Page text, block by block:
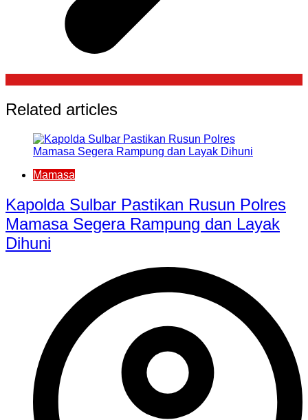
Related articles
Mamasa
Kapolda Sulbar Pastikan Rusun Polres
Mamasa Segera Rampung dan Layak
Dihuni